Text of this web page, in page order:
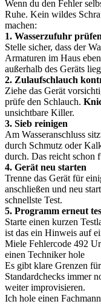
Wenn du den Fehler
Ruhe. Kein wildes
machen:
1. Wasserzufuhr prüfen
Stelle sicher, dass der
Armaturen im Haus
außerhalb des Geräts
2. Zulaufschlauch
Ziehe das Gerät
prüfe den Schlauch.
unsichtbare Killer.
3. Sieb reinigen
Am Wasseranschluss
durch Schmutz oder
durch. Das reicht schon
4. Gerät neu starten
Trenne das Gerät für
anschließen und neu
schnellste Test.
5. Programm erneut
Starte einen kurzen
ist das ein Hinweis auf
Miele Fehlercode 492
einen Techniker hole
Es gibt klare Grenzen
Standardchecks immer
weiter improvisieren.
Ich hole einen